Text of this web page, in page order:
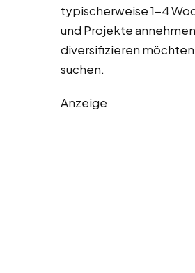
typischerweise 1-4
und Projekte
diversifizieren
suchen.
Anzeige